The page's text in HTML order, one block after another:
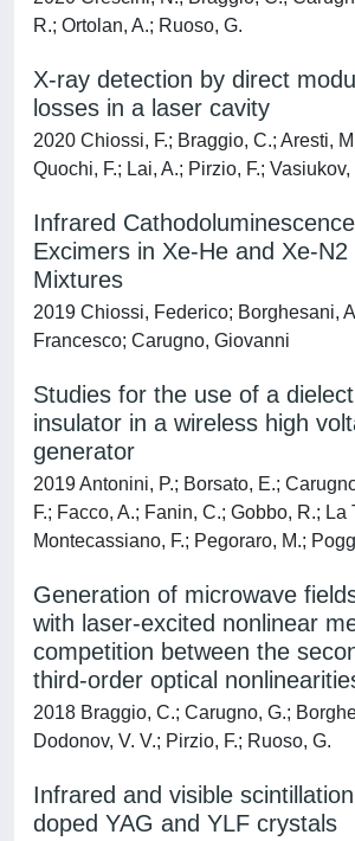
R.; Ortolan, A.; Ruoso, G.
X-ray detection by direct
losses in a laser cavity
2020 Chiossi, F.; Braggio, C.; Aresti,
Quochi, F.; Lai, A.; Pirzio, F.; Vasiukov,
Infrared
Excimers in Xe-He and Xe-
Mixtures
2019 Chiossi, Federico; Borghesani,
Francesco; Carugno, Giovanni
Studies for the use of a
insulator in a wireless high
generator
2019 Antonini, P.; Borsato, E.;
F.; Facco, A.; Fanin, C.; Gobbo, R.; La
Montecassiano, F.; Pegoraro, M.;
Generation of microwave
with laser-excited nonlinear
competition between the
third-order optical
2018 Braggio, C.; Carugno, G.;
Dodonov, V. V.; Pirzio, F.; Ruoso, G.
Infrared and visible
doped YAG and YLF crystals